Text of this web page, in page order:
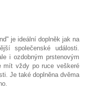
je ideální doplněk jak na
společenské události.
i ozdobným prstenovým
mít vždy po ruce veškeré
Je také doplněna dvěma